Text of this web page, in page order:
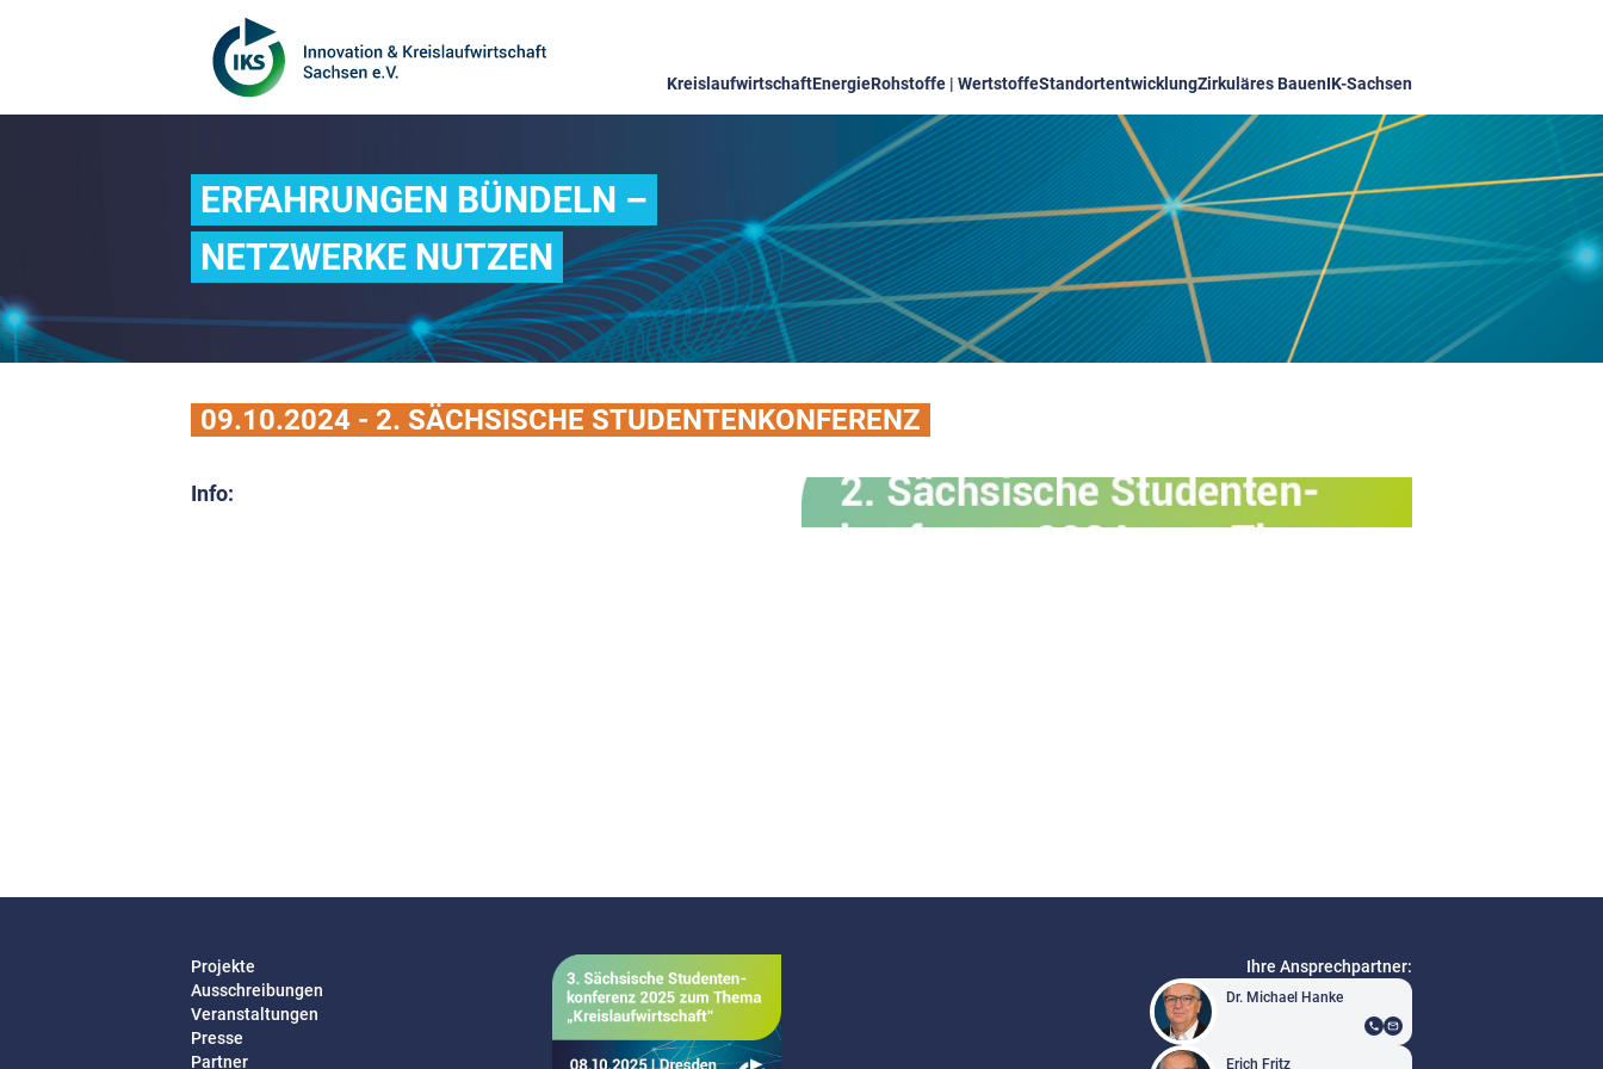
KreislaufwirtschaftEnergieRohstoffe | WertstoffeStandortentwicklungZirkuläres BauenIK-Sachsen
ERFAHRUNGEN BÜNDELN –
NETZWERKE NUTZEN
09.10.2024 - 2. SÄCHSISCHE STUDENTENKONFERENZ
Info:
Projekte
Ausschreibungen
Veranstaltungen
Presse
Partner
Ihre Ansprechpartner:
Dr. Michael Hanke
Erich Fritz